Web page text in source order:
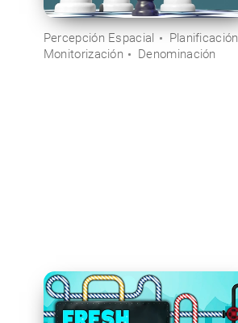
Percepción Espacial
Planificación
Monitorización
Denominación